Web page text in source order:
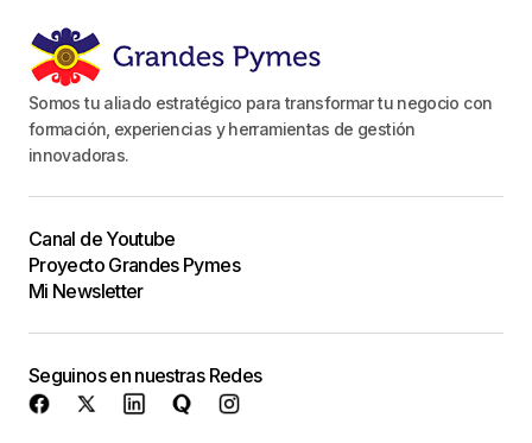
Somos tu aliado estratégico para transformar tu negocio con
formación, experiencias y herramientas de gestión
innovadoras.
Canal de Youtube
Proyecto Grandes Pymes
Mi Newsletter
Seguinos en nuestras Redes